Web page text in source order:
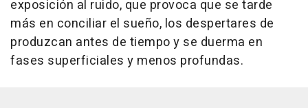
exposición al ruido, que provoca que se tarde
más en conciliar el sueño, los despertares de
produzcan antes de tiempo y se duerma en
fases superficiales y menos profundas.